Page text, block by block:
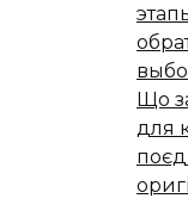
Що
для